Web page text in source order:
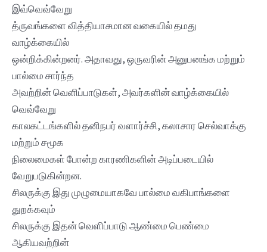
இவ்வெவ்வேறு
த்ருவங்களை வித்தியாசமான வகையில் தமது
வாழ்க்கையில்
ஒன்றிக்கின்றனர். அதாவது, ஒருவரின் அனுபனங்க மற்றும்
பால்மை சார்ந்த
அவற்றின் வெளிப்பாடுகள், அவர்களின் வாழ்க்கையில்
வெவ்வேறு
காலகட்டங்களில் தனிநபர் வளார்ச்சி, கலாசார செல்வாக்கு
மற்றும் சமூக
நிலைமைகள் போன்ற காரணிகளின் அடிப்படையில்
வேறுபடுகின்றன.
சிலருக்கு இது முழுமையாகவே பால்மை வகிபாங்களை
துறக்கவும்
சிலருக்கு இதன் வெளிப்பாடு ஆண்மை பெண்மை
ஆகியவற்றின்